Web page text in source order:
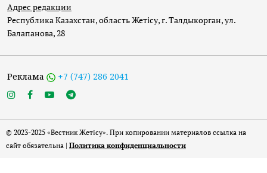
Адрес редакции
Республика Казахстан, область Жетісу, г. Талдыкорган, ул.
Балапанова, 28
Реклама +7 (747) 286 2041
© 2023-2025 «Вестник Жетісу». При копировании материалов ссылка на
сайт обязательна | Политика конфиденциальности